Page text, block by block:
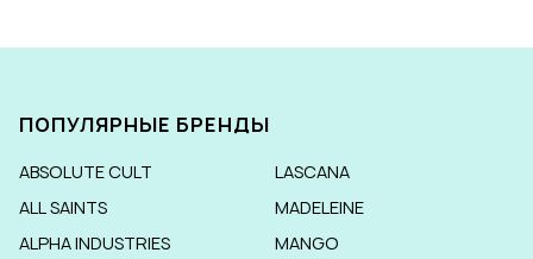
ПОПУЛЯРНЫЕ БРЕНДЫ
ABSOLUTE CULT
ALL SAINTS
ALPHA INDUSTRIES
LASCANA
MADELEINE
MANGO